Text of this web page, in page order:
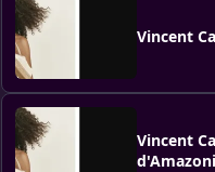
Vincent
Vincent